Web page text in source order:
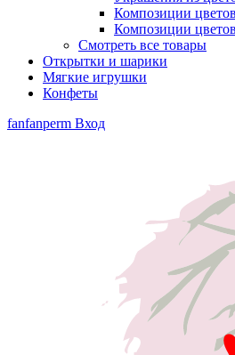
Композиции
Композиции
Смотреть все товары
Открытки и шарики
Мягкие игрушки
Конфеты
fanfanperm Вход